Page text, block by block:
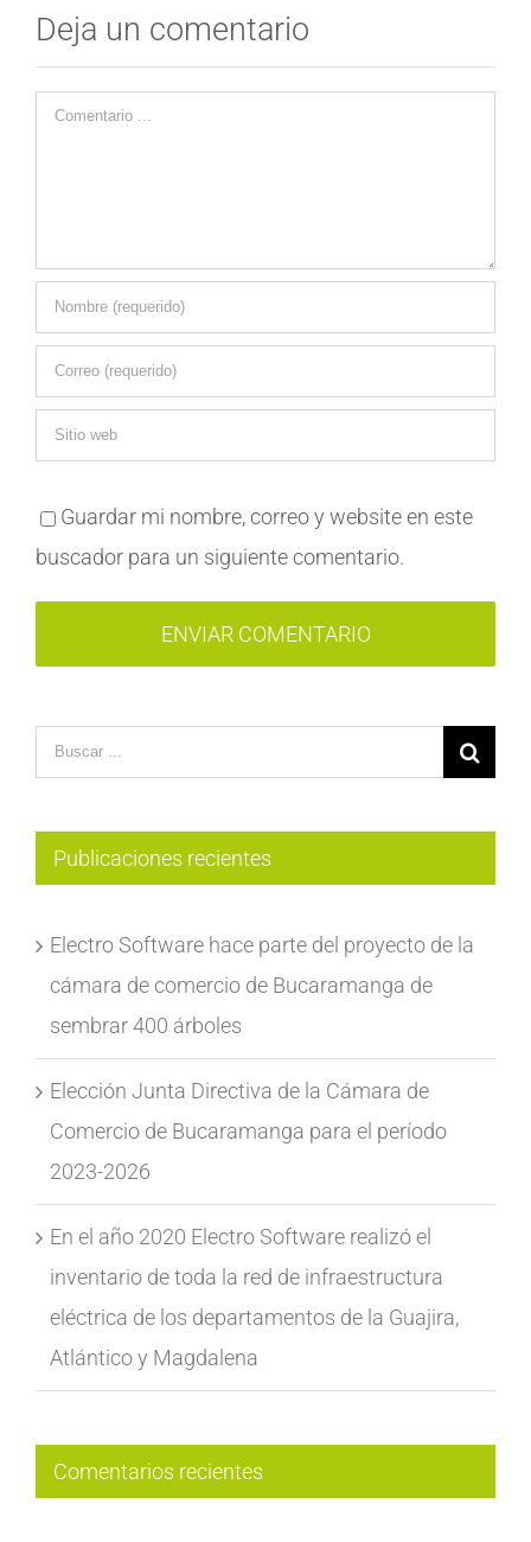
Deja un comentario
Comentario
Guardar mi nombre, correo y website en este
buscador para un siguiente comentario.
Search
for:
Publicaciones recientes
Electro Software hace parte del proyecto de la
cámara de comercio de Bucaramanga de
sembrar 400 árboles
Elección Junta Directiva de la Cámara de
Comercio de Bucaramanga para el período
2023-2026
En el año 2020 Electro Software realizó el
inventario de toda la red de infraestructura
eléctrica de los departamentos de la Guajira,
Atlántico y Magdalena
Comentarios recientes